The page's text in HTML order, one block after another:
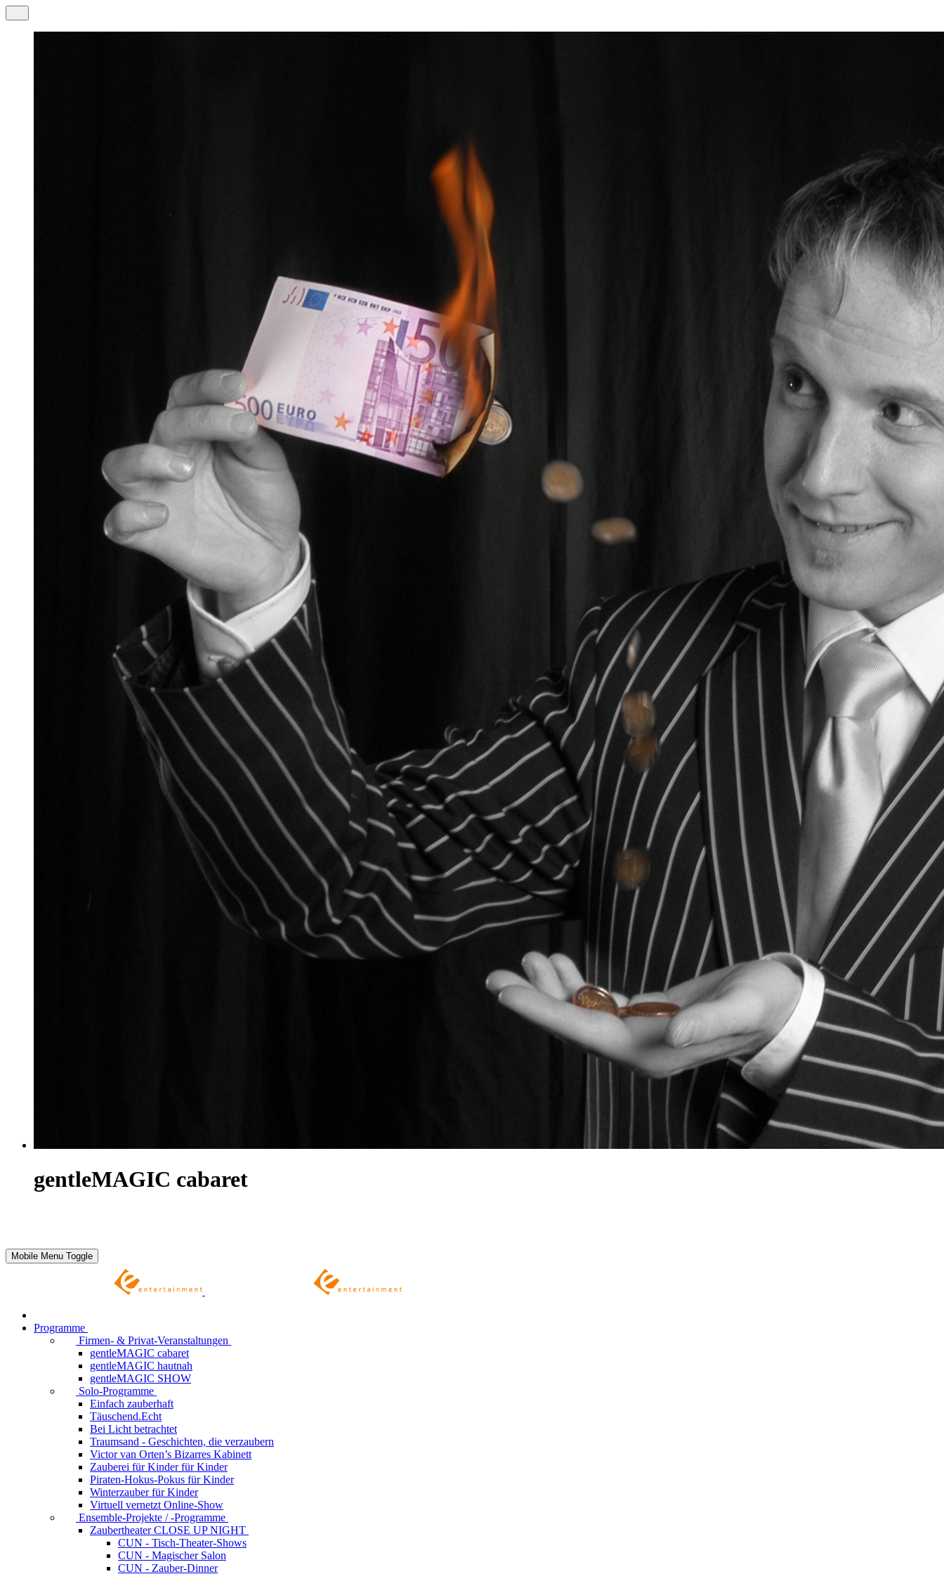
gentleMAGIC cabaret
Mobile Menu Toggle
Programme
Firmen- & Privat-Veranstaltungen
gentleMAGIC cabaret
gentleMAGIC hautnah
gentleMAGIC SHOW
Solo-Programme
Einfach zauberhaft
Täuschend.Echt
Bei Licht betrachtet
Traumsand - Geschichten, die verzaubern
Victor van Orten’s Bizarres Kabinett
Zauberei für Kinder für Kinder
Piraten-Hokus-Pokus für Kinder
Winterzauber für Kinder
Virtuell vernetzt Online-Show
Ensemble-Projekte / -Programme
Zaubertheater CLOSE UP NIGHT
CUN - Tisch-Theater-Shows
CUN - Magischer Salon
CUN - Zauber-Dinner